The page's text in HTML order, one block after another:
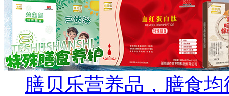
膳贝乐营养品，膳食